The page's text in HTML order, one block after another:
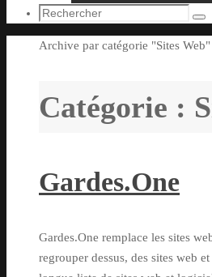
Recherche
:
Accueil
Archive par catégorie "Sites Web"
Catégorie :
Gardes.One
Gardes.One remplace les sites
regrouper dessus, des sites web